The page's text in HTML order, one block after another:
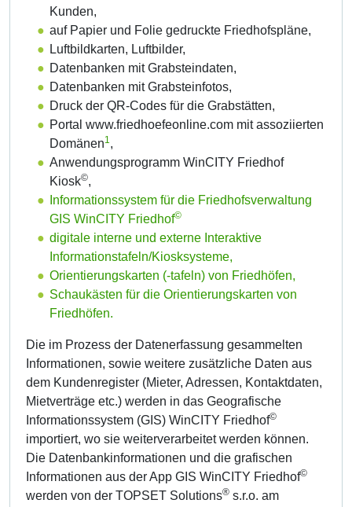
Kunden,
auf Papier und Folie gedruckte Friedhofspläne,
Luftbildkarten, Luftbilder,
Datenbanken mit Grabsteindaten,
Datenbanken mit Grabsteinfotos,
Druck der QR-Codes für die Grabstätten,
Portal www.friedhoefeonline.com mit assoziierten
Domänen1,
Anwendungsprogramm WinCITY Friedhof
Kiosk©,
Informationssystem für die Friedhofsverwaltung
GIS WinCITY Friedhof©
digitale interne und externe Interaktive
Informationstafeln/Kiosksysteme,
Orientierungskarten (-tafeln) von Friedhöfen,
Schaukästen für die Orientierungskarten von
Friedhöfen.
Die im Prozess der Datenerfassung gesammelten
Informationen, sowie weitere zusätzliche Daten aus
dem Kundenregister (Mieter, Adressen, Kontaktdaten,
Mietverträge etc.) werden in das Geografische
Informationssystem (GIS) WinCITY Friedhof©
importiert, wo sie weiterverarbeitet werden können.
Die Datenbankinformationen und die grafischen
Informationen aus der App GIS WinCITY Friedhof©
werden von der TOPSET Solutions® s.r.o. am